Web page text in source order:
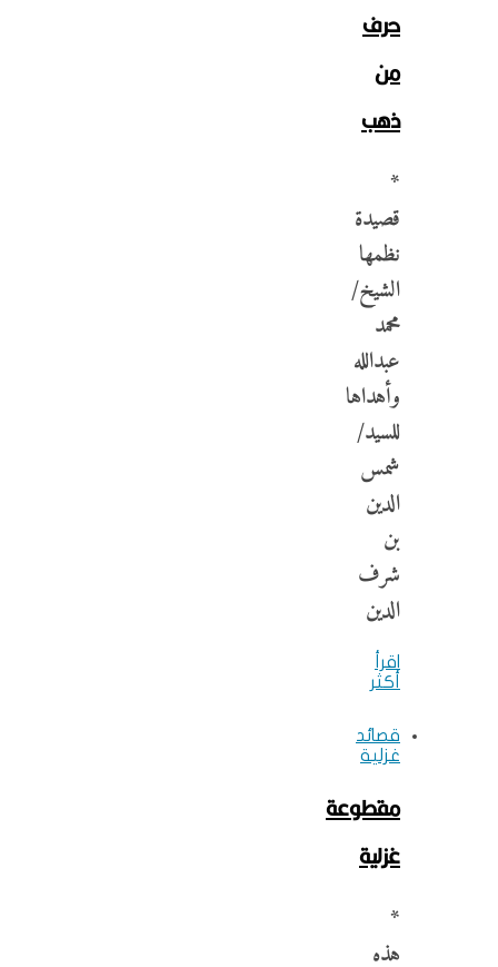
حرف
من
ذهب
*
قصيدة
نظمها
الشيخ/
محمد
عبدالله
وأهداها
للسيد/
شمس
الدين
بن
شرف
الدين
اقرأ
أكثر
قصائد
غزلية
مقطوعة
غزلية
*
هذه